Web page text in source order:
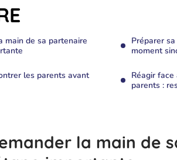
main de sa partenaire
les parents avant
Préparer
moment
Réagir
parents :
la main de